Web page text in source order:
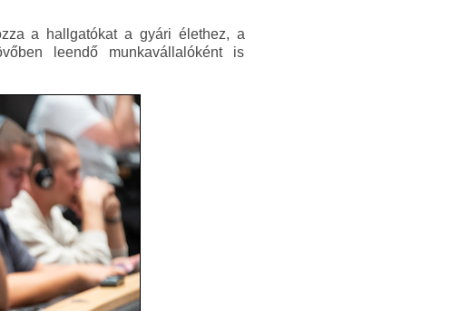
a hallgatókat a gyári élethez, a
leendő munkavállalóként is